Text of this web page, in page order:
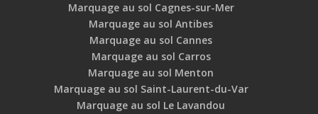
Marquage au sol Cagnes-sur-Mer
Marquage au sol Antibes
Marquage au sol Cannes
Marquage au sol Carros
Marquage au sol Menton
Marquage au sol Saint-Laurent-du-Var
Marquage au sol Le Lavandou